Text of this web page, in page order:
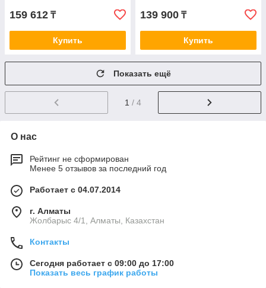
159 612 ₸
Купить
139 900 ₸
Купить
Показать ещё
1 / 4
О нас
Рейтинг не сформирован
Менее 5 отзывов за последний год
Работает с 04.07.2014
г. Алматы
Жолбарыс 4/1, Алматы, Казахстан
Контакты
Сегодня работает с 09:00 до 17:00
Показать весь график работы